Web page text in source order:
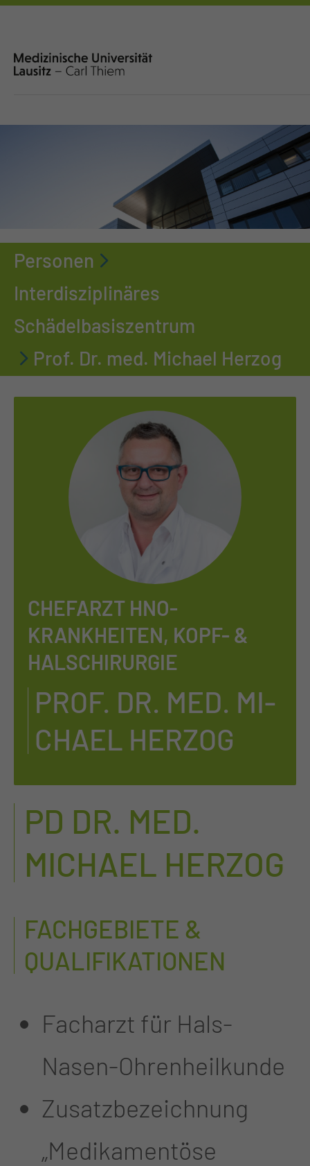
Personen
Interdisziplinäres
Schädelbasiszentrum
Prof. Dr. med. Michael Herzog
CHEFARZT HNO-
KRANKHEITEN, KOPF- &
HALSCHIRURGIE
PROF. DR. MED. MI­
CHA­EL HER­ZOG
PD DR. MED.
MICHAEL HERZOG
FACHGEBIETE &
QUALIFIKATIONEN
Facharzt für Hals-
Nasen-Ohrenheilkunde
Zusatzbezeichnung
„Medikamentöse